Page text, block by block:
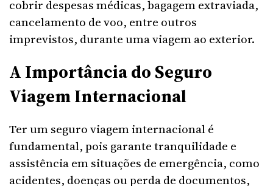
cobrir despesas médicas, bagagem extraviada,
cancelamento de voo, entre outros
imprevistos, durante uma viagem ao exterior.
A Importância do Seguro
Viagem Internacional
Ter um seguro viagem internacional é
fundamental, pois garante tranquilidade e
assistência em situações de emergência, como
acidentes, doenças ou perda de documentos,